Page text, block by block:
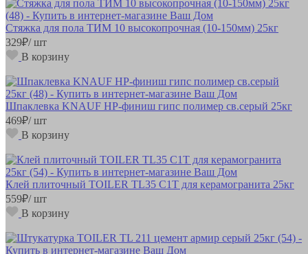
Стяжка для пола ТИМ 10 высокопрочная (10-150мм) 25кг
329₽/ шт
В корзину
Шпаклевка KNAUF HP-финиш гипс полимер св.серый 25кг
469₽/ шт
В корзину
Клей плиточный TOILER TL35 С1Т для керамогранита 25кг
559₽/ шт
В корзину